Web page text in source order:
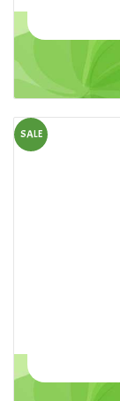
SALE